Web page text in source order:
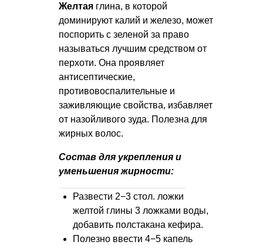
Желтая глина, в которой
доминируют калий и железо, может
поспорить с зеленой за право
называться лучшим средством от
перхоти. Она проявляет
антисептические,
противовоспалительные и
заживляющие свойства, избавляет
от назойливого зуда. Полезна для
жирных волос.
Состав для укрепления и
уменьшения жирности:
Развести 2−3 стол. ложки
желтой глины 3 ложками воды,
добавить полстакана кефира.
Полезно ввести 4−5 капель